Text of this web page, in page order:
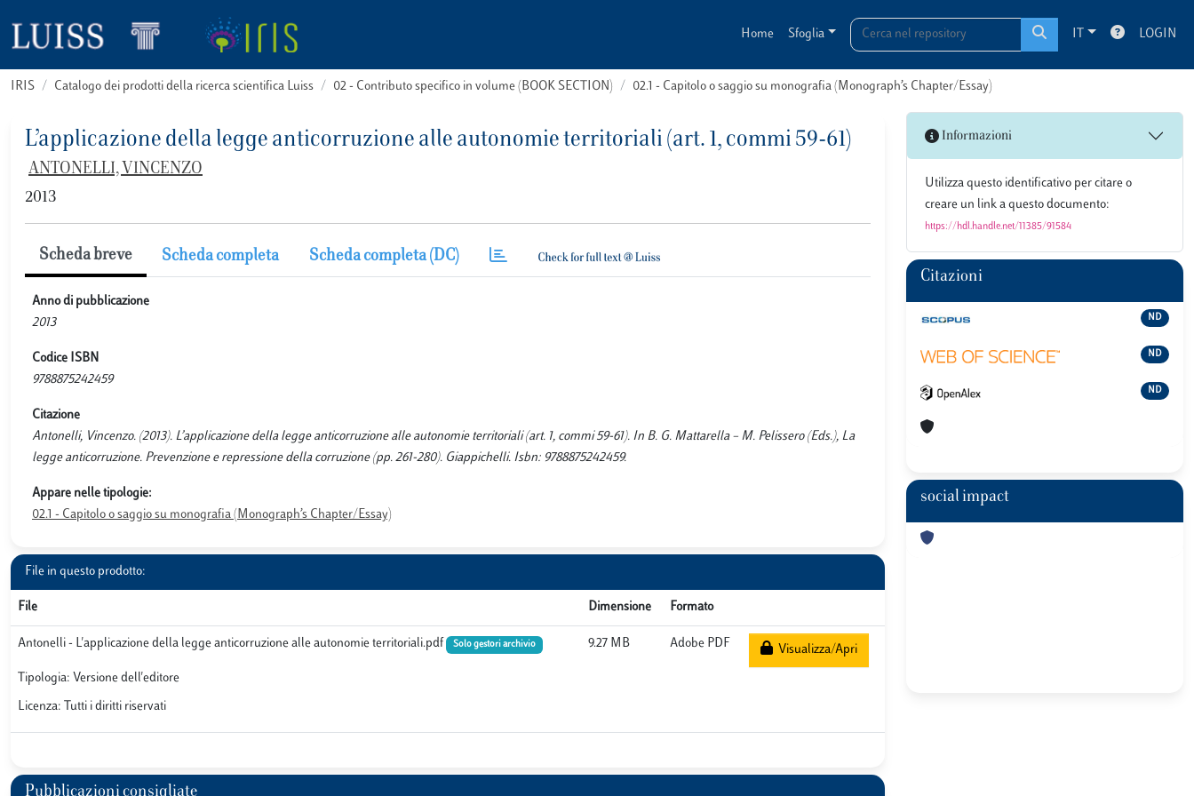
Home Sfoglia IT LOGIN
IRIS Catalogo dei prodotti della ricerca scientifica Luiss 02 - Contributo specifico in volume (BOOK SECTION) 02.1 - Capitolo o saggio su monografia (Monograph’s Chapter/Essay)
L’applicazione della legge anticorruzione alle autonomie territoriali (art. 1, commi 59-61)
ANTONELLI, VINCENZO
2013
Scheda breve Scheda completa Scheda completa (DC)
Anno di pubblicazione
2013
Codice ISBN
9788875242459
Citazione
Antonelli, Vincenzo. (2013). L’applicazione della legge anticorruzione alle autonomie territoriali (art. 1, commi 59-61). In B. G. Mattarella – M. Pelissero (Eds.), La
legge anticorruzione. Prevenzione e repressione della corruzione (pp. 261-280). Giappichelli. Isbn: 9788875242459.
Appare nelle tipologie:
02.1 - Capitolo o saggio su monografia (Monograph’s Chapter/Essay)
File in questo prodotto:
File Dimensione Formato
Antonelli - L'applicazione della legge anticorruzione alle autonomie territoriali.pdf Solo gestori archivio
Tipologia: Versione dell'editore
Licenza: Tutti i diritti riservati
9.27 MB Adobe PDF Visualizza/Apri
Pubblicazioni consigliate
Informazioni
Utilizza questo identificativo per citare o
creare un link a questo documento:
https://hdl.handle.net/11385/91584
Citazioni
ND
ND
ND
social impact